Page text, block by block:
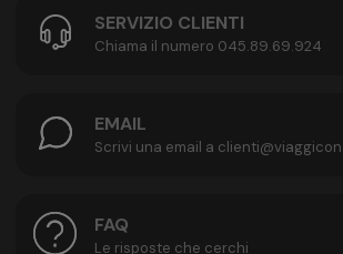
SERVIZIO CLIENTI
Chiama il numero 045.89.69.924
EMAIL
Scrivi una email a
FAQ
Le risposte che cerchi